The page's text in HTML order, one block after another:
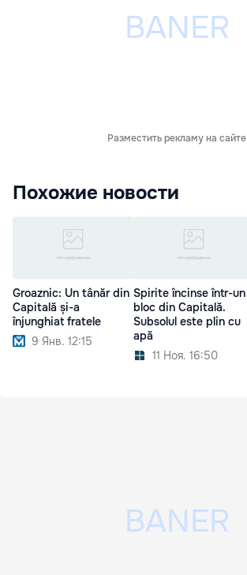
Разместить рекламу на сайте
Похожие новости
Groaznic: Un tânăr din
Capitală și-a
înjunghiat fratele
9 Янв. 12:15
Spirite încinse într-un
bloc din Capitală.
Subsolul este plin cu
apă
11 Ноя. 16:50